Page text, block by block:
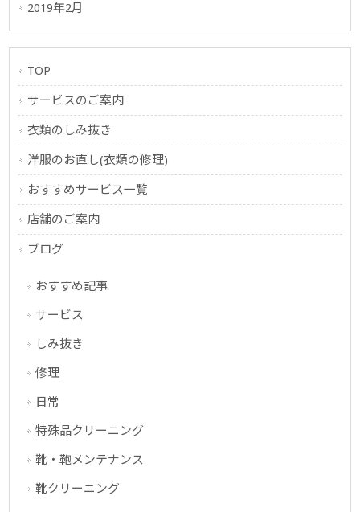
2019年2月
TOP
サービスのご案内
衣類のしみ抜き
洋服のお直し(衣類の修理)
おすすめサービス一覧
店舗のご案内
ブログ
おすすめ記事
サービス
しみ抜き
修理
日常
特殊品クリーニング
靴・鞄メンテナンス
靴クリーニング